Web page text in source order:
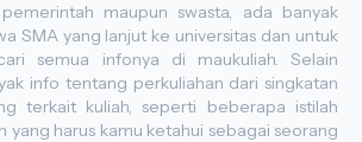
maupun swasta, ada banyak
SMA yang lanjut ke universitas dan untuk
semua infonya di maukuliah. Selain
info tentang perkuliahan dari singkatan
terkait kuliah, seperti beberapa istilah
yang harus kamu ketahui sebagai seorang